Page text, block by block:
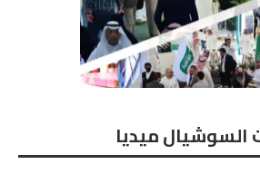
السوشيال ميديا